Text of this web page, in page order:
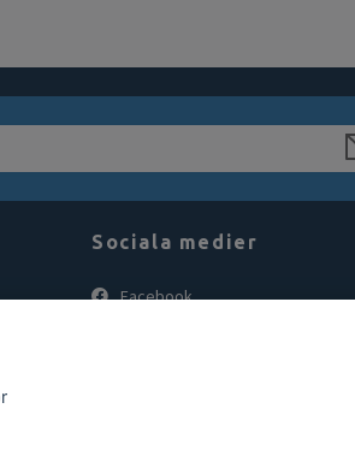
Sociala medier
Facebook